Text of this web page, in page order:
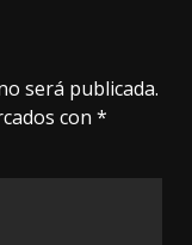
será publicada.
con *